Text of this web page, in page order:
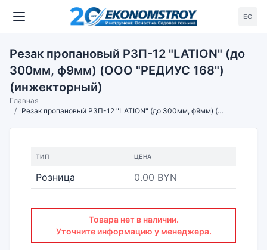
ЕС
Резак пропановый Р3П-12 "LATION" (до
300мм, ф9мм) (ООО "РЕДИУС 168")
(инжекторный)
Главная
Резак пропановый Р3П-12 "LATION" (до 300мм, ф9мм) (ООО "РЕДИУС 168") (инжекторный)
ТИП ЦЕНА
Розница 0.00 BYN
Товара нет в наличии.
Уточните информацию у менеджера.